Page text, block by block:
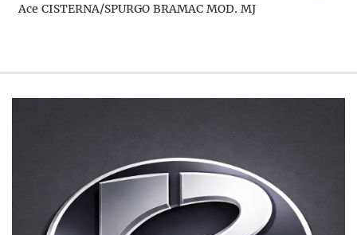
Ace CISTERNA/SPURGO BRAMAC MOD. MJ